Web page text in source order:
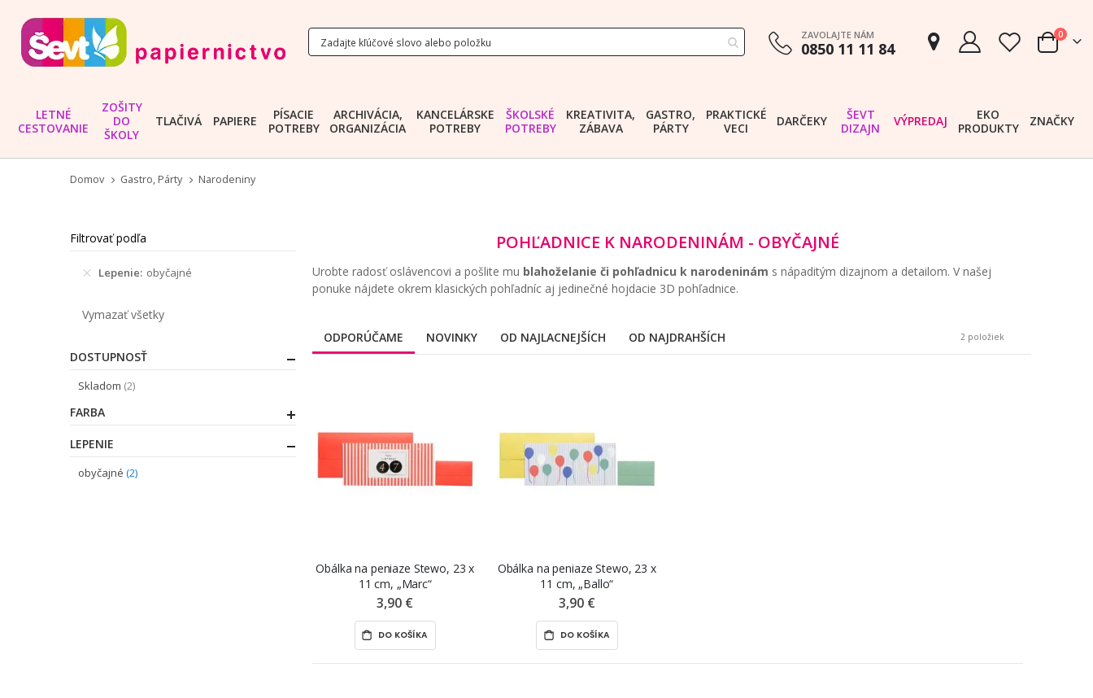
ZAVOLAJTE NÁM
0850 11 11 84 Cart
0
LETNÉ
CESTOVANIE
ZOŠITY
DO
ŠKOLY
TLAČIVÁ PAPIERE
PÍSACIE
POTREBY
ARCHIVÁCIA,
ORGANIZÁCIA
KANCELÁRSKE
POTREBY
ŠKOLSKÉ
POTREBY
KREATIVITA,
ZÁBAVA
GASTRO,
PÁRTY
PRAKTICKÉ
VECI
DARČEKY
ŠEVT
DIZAJN
VÝPREDAJ
EKO
PRODUKTY
ZNAČKY
Domov Gastro, Párty Narodeniny
POHĽADNICE K NARODENINÁM - OBYČAJNÉ
Urobte radosť oslávencovi a pošlite mu blahoželanie či pohľadnicu k narodeninám s nápaditým dizajnom a detailom. V našej
ponuke nájdete okrem klasických pohľadníc aj jedinečné hojdacie 3D pohľadnice.
ODPORÚČAME NOVINKY OD NAJLACNEJŠÍCH OD NAJDRAHŠÍCH 2 položiek
Obálka na peniaze Stewo, 23 x
11 cm, „Marc“
3,90 €
DO KOŠÍKA
Obálka na peniaze Stewo, 23 x
11 cm, „Ballo“
3,90 €
DO KOŠÍKA
Filtrovať podľa
Lepenie obyčajné
Vymazať všetky
DOSTUPNOSŤ
Skladom 2
položky
FARBA
LEPENIE
obyčajné 2
položky